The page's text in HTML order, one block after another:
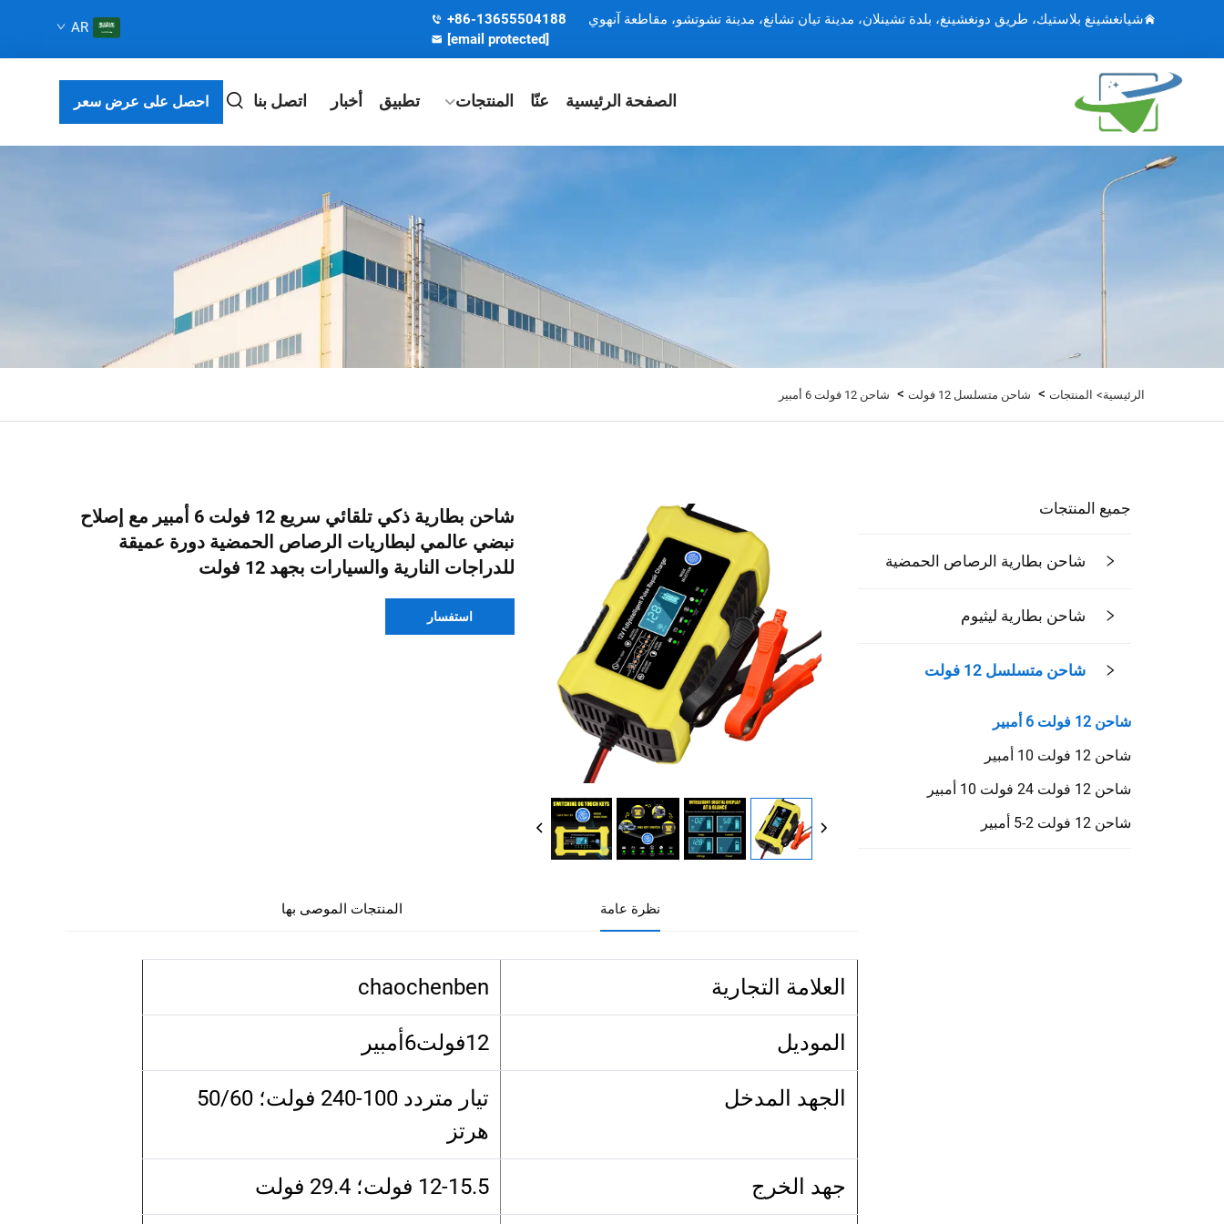
شيانغشينغ بلاستيك، طريق دونغشينغ، بلدة تشينلان، مدينة تيان تشانغ، مدينة تشوتشو، مقاطعة آنهوي
+86-13655504188
[email protected]
AR
الصفحة الرئيسية عنّا المنتجات تطبيق أخبار اتصل بنا احصل على عرض سعر
الرئيسية> المنتجات > شاحن متسلسل 12 فولت > شاحن 12 فولت 6 أمبير
جميع المنتجات
شاحن بطارية الرصاص الحمضية
شاحن بطارية ليثيوم
شاحن متسلسل 12 فولت
شاحن 12 فولت 6 أمبير
شاحن 12 فولت 10 أمبير
شاحن 12 فولت 24 فولت 10 أمبير
شاحن 12 فولت 2-5 أمبير
شاحن بطارية ذكي تلقائي سريع 12 فولت 6 أمبير مع إصلاح
نبضي عالمي لبطاريات الرصاص الحمضية دورة عميقة
للدراجات النارية والسيارات بجهد 12 فولت
استفسار
نظرة عامة المنتجات الموصى بها
العلامة التجارية chaochenben
الموديل 12فولت6أمبير
الجهد المدخل
تيار متردد 100-240 فولت؛ 50/60
هرتز
جهد الخرج 12-15.5 فولت؛ 29.4 فولت